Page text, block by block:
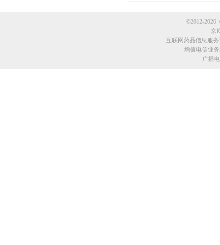
©2012-2026
京
互联网药品信息服
增值电信业
广播